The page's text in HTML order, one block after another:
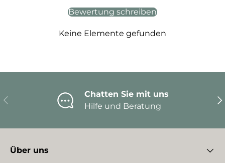
Bewertung schreiben
Keine Elemente gefunden
Vorherige
Chatten Sie mit uns
Hilfe und Beratung
Über uns